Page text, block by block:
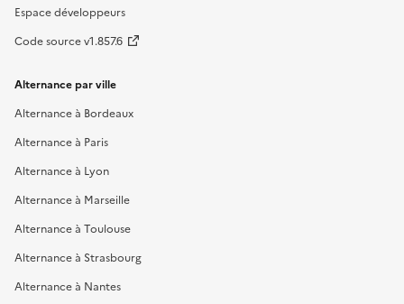
Espace développeurs
Code source v1.857.6
Alternance par ville
Alternance à Bordeaux
Alternance à Paris
Alternance à Lyon
Alternance à Marseille
Alternance à Toulouse
Alternance à Strasbourg
Alternance à Nantes